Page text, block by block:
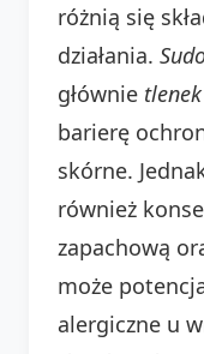
różnią się
działania.
głównie
barierę
skórne.
również
zapachową
może
alergiczne u